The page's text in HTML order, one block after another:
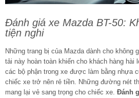
Đánh giá xe Mazda BT-50:
tiện nghi
Những trang bị của Mazda dành cho không
tải này hoàn toàn khiến cho khách hàng hài
các bộ phận trong xe được làm bằng nhựa
chiếc xe trở nên rẻ tiền. Những đường nét
mang lại vẻ sang trọng cho chiếc xe. Đánh